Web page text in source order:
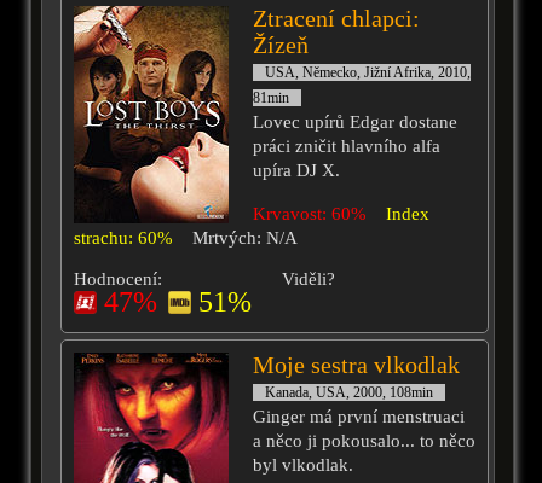
Ztracení chlapci:
Žízeň
USA, Německo, Jižní Afrika, 2010,
81min
Lovec upírů Edgar dostane
práci zničit hlavního alfa
upíra DJ X.
Krvavost: 60%
Index
strachu: 60%
Mrtvých: N/A
Hodnocení:
47% 51%
Viděli?
Moje sestra vlkodlak
Kanada, USA, 2000, 108min
Ginger má první menstruaci
a něco ji pokousalo... to něco
byl vlkodlak.